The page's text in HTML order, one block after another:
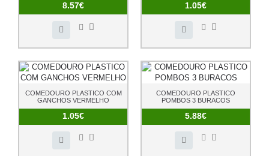
8.57€ 1.05€
COMEDOURO PLASTICO COM
GANCHOS VERMELHO
1.05€
COMEDOURO PLASTICO
POMBOS 3 BURACOS
5.88€